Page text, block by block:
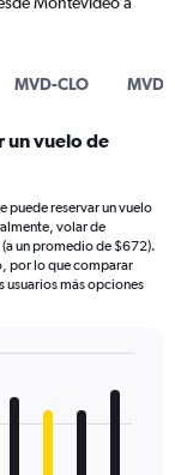
MVD-CLO MVD-
un vuelo de
puede reservar un vuelo
volar de
un promedio de $672).
por lo que comparar
usuarios más opciones